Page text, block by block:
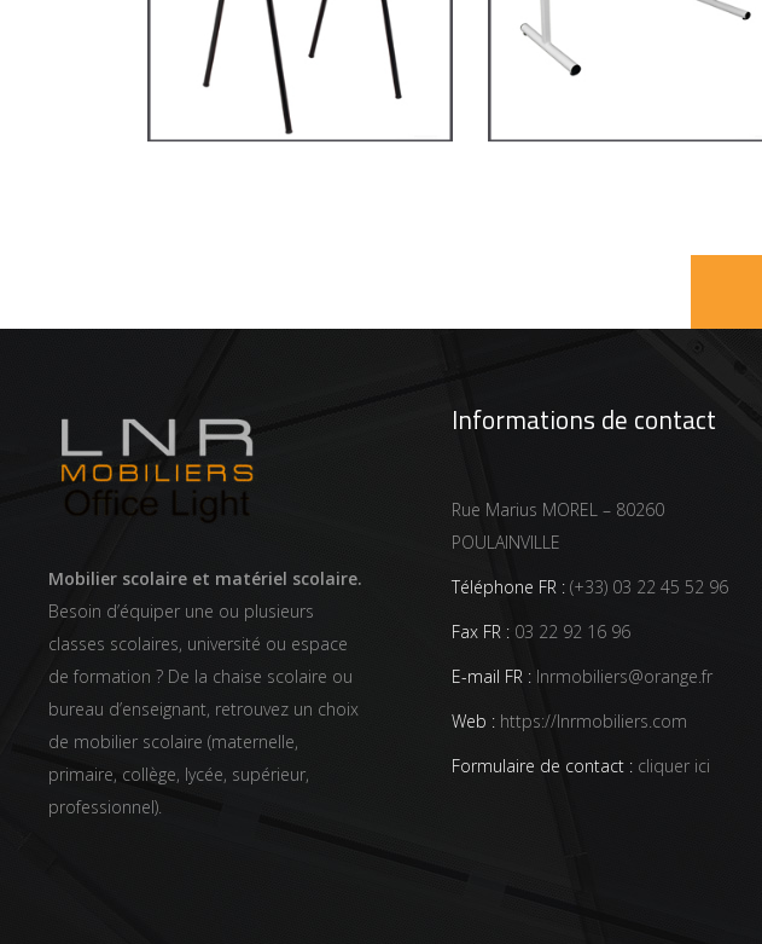
Mobilier scolaire et matériel scolaire.
Besoin d’équiper une ou plusieurs
classes scolaires, université ou espace
de formation ? De la chaise scolaire ou
bureau d’enseignant, retrouvez un choix
de mobilier scolaire (maternelle,
primaire, collège, lycée, supérieur,
professionnel).
Informations de contact
Rue Marius MOREL – 80260
POULAINVILLE
Téléphone FR :(+33) 03 22 45 52 96
Fax FR :03 22 92 16 96
E-mail FR :lnrmobiliers@orange.fr
Web :https://lnrmobiliers.com
Formulaire de contact :cliquer ici